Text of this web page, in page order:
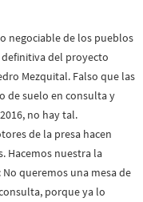
negociable de los pueblos
definitiva del proyecto
Mezquital. Falso que las
de suelo en consulta y
no hay tal.
de la presa hacen
Hacemos nuestra la
queremos una mesa de
porque ya lo